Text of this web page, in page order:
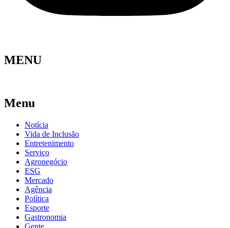
MENU
Menu
Notícia
Vida de Inclusão
Entretenimento
Serviço
Agronegócio
ESG
Mercado
Agência
Política
Esporte
Gastronomia